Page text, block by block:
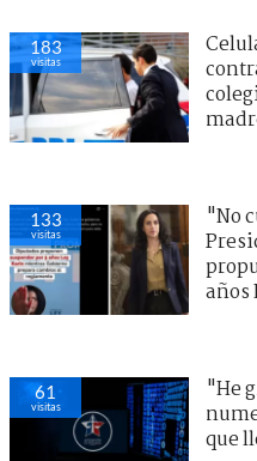
183
visitas
133
visitas
"No
años
61
visitas
"He
que